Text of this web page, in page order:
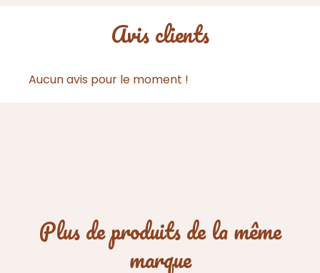
Avis clients
Aucun avis pour le moment !
Plus de produits de la même
marque